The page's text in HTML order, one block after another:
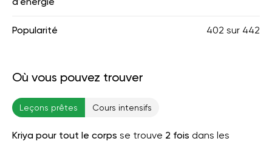
Popularité 402 sur 442
Où vous pouvez trouver
Leçons prêtes Cours intensifs
Kriya pour tout le corps se trouve 2 fois dans les